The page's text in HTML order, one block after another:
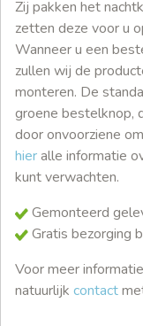
Zij pakken het
zetten deze voor u
Wanneer u een
zullen wij de
monteren. De
groene bestelknop,
door onvoorziene
hieralle informatie
kunt verwachten.
Gemonteerd
Gratis bezorging
Voor meer
natuurlijk contact